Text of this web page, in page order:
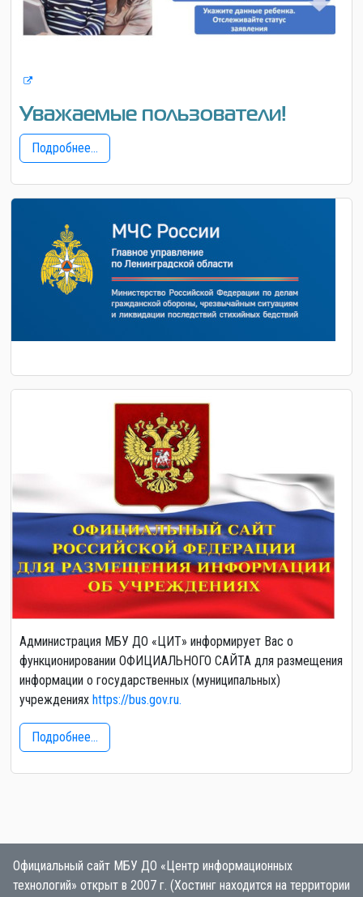
Уважаемые пользователи!
Подробнее...
Администрация МБУ ДО «ЦИТ» информирует Вас о
функционировании ОФИЦИАЛЬНОГО САЙТА для размещения
информации о государственных (муниципальных)
учреждениях https://bus.gov.ru.
Подробнее...
Официальный сайт МБУ ДО «Центр информационных
технологий» открыт в 2007 г. (Хостинг находится на территории